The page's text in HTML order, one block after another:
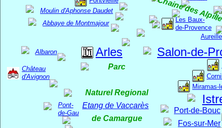
Salon-de-Provence
Aureille
Arles
Albaron Salon-de-
Château
d'Avignon
Les Baux-
de-Provence
Fos-sur-Mer
Pont-
de-Gau
Moulin d'Aphonse Daudet
Miramas-
Abbaye de Montmajour
Port-de-Bouc
Etang de Vaccarès
Parc
Naturel Regional
de Camargue
Chaine des